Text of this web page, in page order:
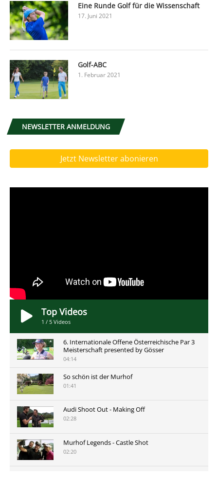
Eine Runde Golf für die Wissenschaft
17. Juni 2021
Golf-ABC
1. Februar 2021
NEWSLETTER ANMELDUNG
Jetzt Newsletter abonieren
Top Videos
1 / 5 Videos
6. Internationale Offene Österreichische Par 3
Meisterschaft presented by Gösser
04:14
So schön ist der Murhof
01:41
Audi Shoot Out - Making Off
02:28
Murhof Legends - Castle Shot
02:20